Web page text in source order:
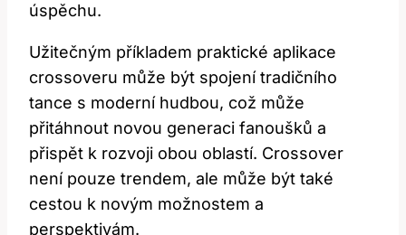
úspěchu.
Užitečným příkladem praktické aplikace
crossoveru může být spojení tradičního
tance s moderní hudbou, což může
přitáhnout novou generaci fanoušků a
přispět k rozvoji obou oblastí. Crossover
není pouze trendem, ale může být také
cestou k novým možnostem a
perspektivám.